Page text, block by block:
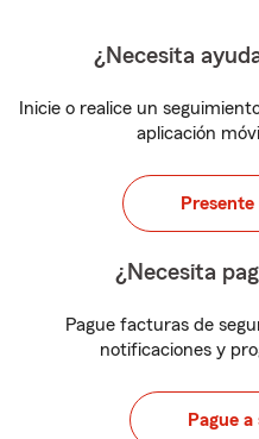
¿Necesita
Inicie o realice un
aplicación
¿Necesita
Pague facturas de
notificaciones y
Pague